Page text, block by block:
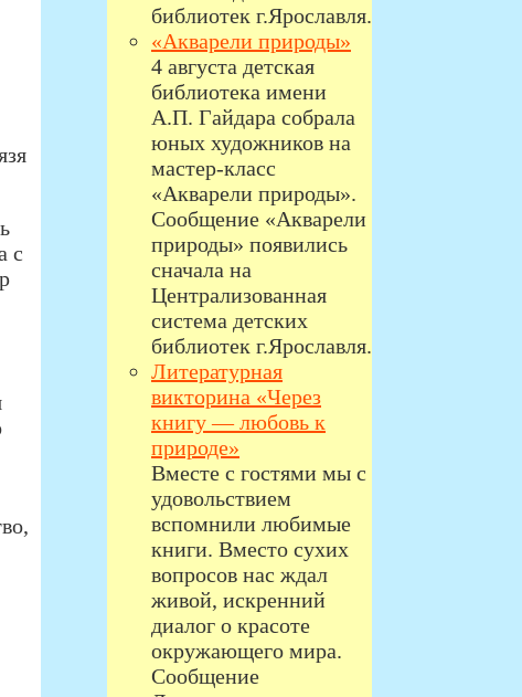
с
библиотек г.Ярославля.
«Акварели природы»
4 августа детская
библиотека имени
А.П. Гайдара собрала
юных художников на
мастер-класс
«Акварели природы».
Сообщение «Акварели
природы» появились
сначала на
Централизованная
система детских
библиотек г.Ярославля.
Литературная
викторина «Через
книгу — любовь к
природе»
Вместе с гостями мы с
удовольствием
вспомнили любимые
книги. Вместо сухих
вопросов нас ждал
живой, искренний
диалог о красоте
окружающего мира.
Сообщение